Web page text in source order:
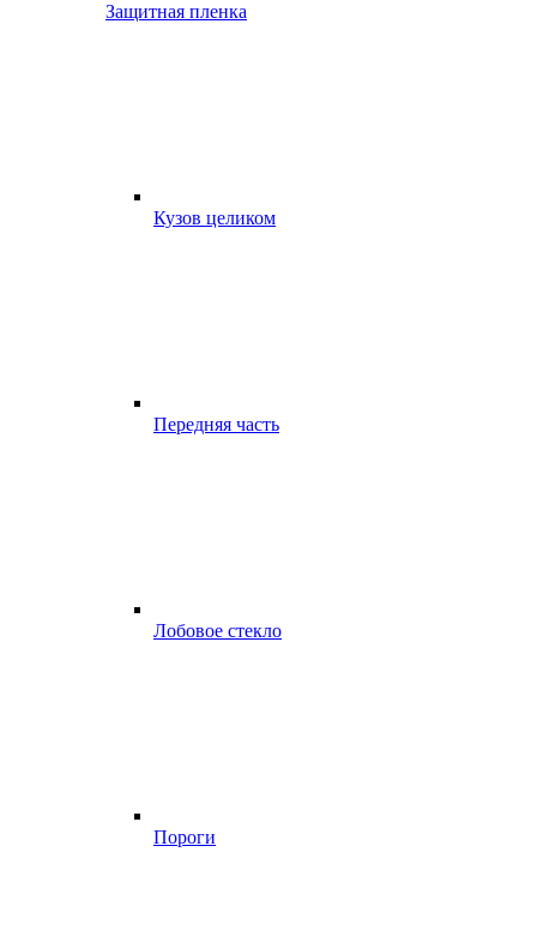
Защитная пленка
Кузов целиком
Передняя часть
Лобовое стекло
Пороги